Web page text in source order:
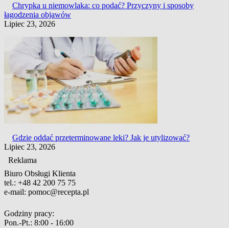
Chrypka u niemowlaka: co podać? Przyczyny i sposoby
łagodzenia objawów
Lipiec 23, 2026
Gdzie oddać przeterminowane leki? Jak je utylizować?
Lipiec 23, 2026
Reklama
Biuro Obsługi Klienta
tel.: +48 42 200 75 75
e-mail: pomoc@recepta.pl
Godziny pracy:
Pon.-Pt.: 8:00 - 16:00